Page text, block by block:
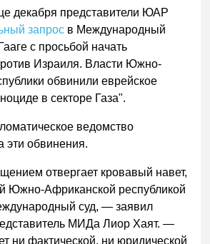
декабря представители ЮАР
запрос в Международный
с просьбой начать
Израиля. Власти Южно-
обвинили еврейское
в секторе Газа".
ведомство
эти обвинения.
отвергает кровавый навет,
Южно-Африканской республикой
суд, — заявил
МИДа Лиор Хаят. —
ни фактической, ни юридической